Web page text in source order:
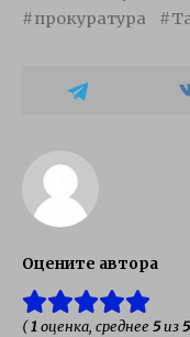
прокуратура
Оцените автора
(1оценка, среднее 5из5